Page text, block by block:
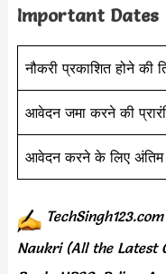
Important Dates
नौकरी प्रकाशित होने की
आवेदन जमा करने की
आवेदन करने के लिए अंतिम
TechSingh123.com
Naukri (All the Latest